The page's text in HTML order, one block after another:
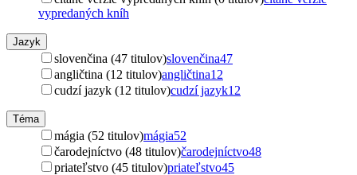
vypredaných kníh
Jazyk
slovenčina (47 titulov)slovenčina47
angličtina (12 titulov)angličtina12
cudzí jazyk (12 titulov)cudzí jazyk12
Téma
mágia (52 titulov)mágia52
čarodejníctvo (48 titulov)čarodejníctvo48
priateľstvo (45 titulov)priateľstvo45